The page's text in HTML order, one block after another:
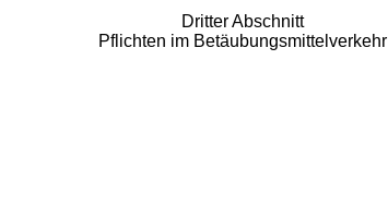
Dritter Abschnitt
Pflichten im Betäubungsmittelverkehr